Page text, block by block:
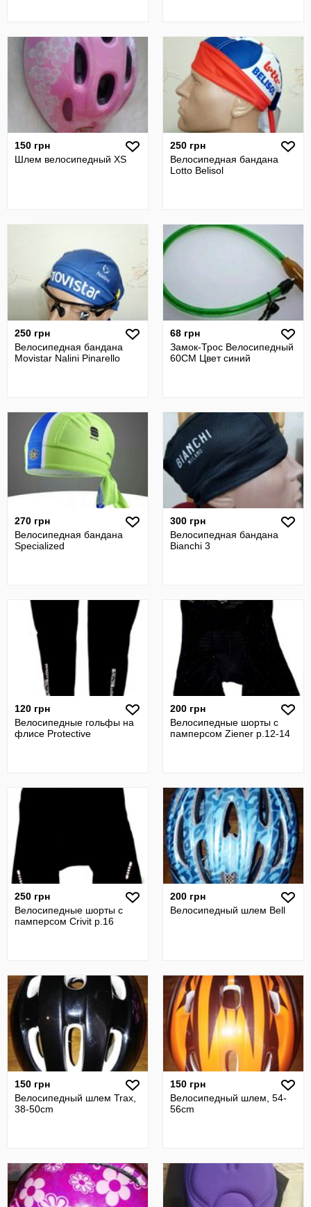
150 грн
Шлем велосипедный XS
250 грн
Велосипедная бандана
Lotto Belisol
250 грн
Велосипедная бандана
Movistar Nalini Pinarello
68 грн
Замок-Трос Велосипедный
60СМ Цвет синий
270 грн
Велосипедная бандана
Specialized
300 грн
Велосипедная бандана
Bianchi 3
120 грн
Велосипедные гольфы на
флисе Protective
200 грн
Велосипедные шорты с
памперсом Ziener р.12-14
250 грн
Велосипедные шорты с
памперсом Crivit р.16
200 грн
Велосипедный шлем Bell
150 грн
Велосипедный шлем Trax,
38-50cm
150 грн
Велосипедный шлем, 54-
56cm